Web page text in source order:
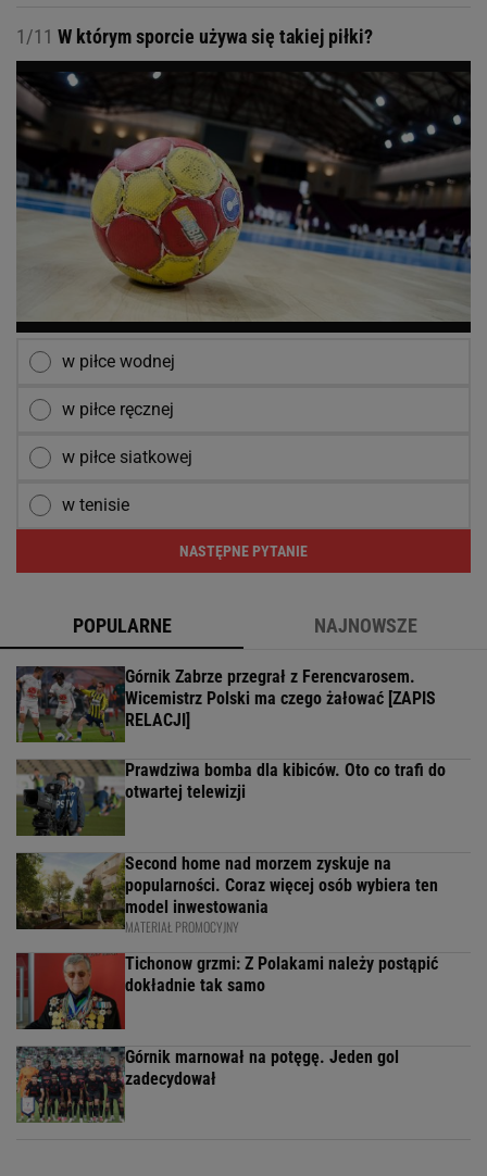
1/11 W którym sporcie używa się takiej piłki?
w piłce wodnej
w piłce ręcznej
w piłce siatkowej
w tenisie
NASTĘPNE PYTANIE
POPULARNE NAJNOWSZE
Górnik Zabrze przegrał z Ferencvarosem.
Wicemistrz Polski ma czego żałować [ZAPIS
RELACJI]
Prawdziwa bomba dla kibiców. Oto co trafi do
otwartej telewizji
Second home nad morzem zyskuje na
popularności. Coraz więcej osób wybiera ten
model inwestowania
MATERIAŁ PROMOCYJNY
Tichonow grzmi: Z Polakami należy postąpić
dokładnie tak samo
Górnik marnował na potęgę. Jeden gol
zadecydował